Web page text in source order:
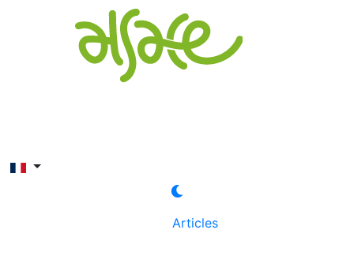
Articles